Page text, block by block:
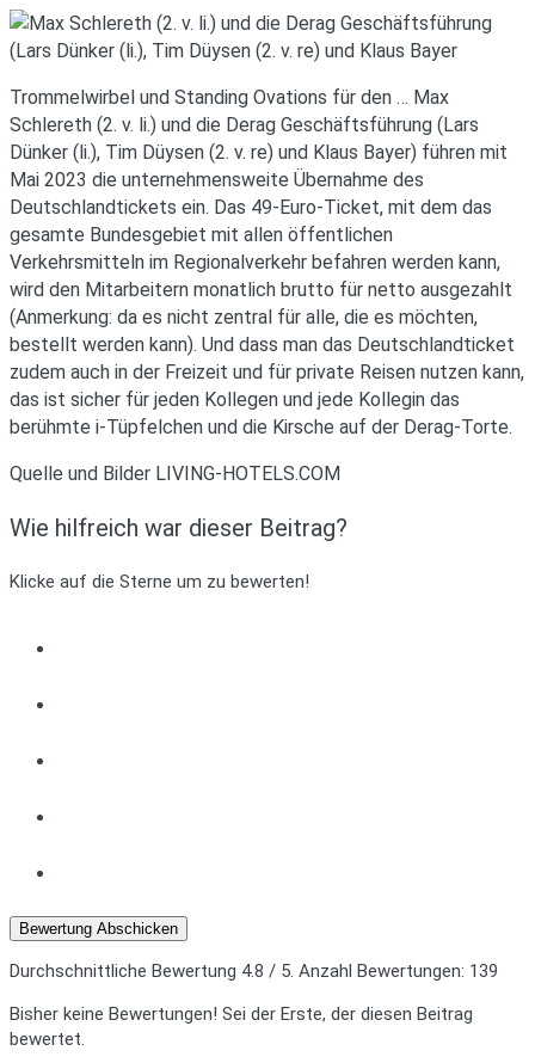
Trommelwirbel und Standing Ovations für den … Max
Schlereth (2. v. li.) und die Derag Geschäftsführung (Lars
Dünker (li.), Tim Düysen (2. v. re) und Klaus Bayer) führen mit
Mai 2023 die unternehmensweite Übernahme des
Deutschlandtickets ein. Das 49-Euro-Ticket, mit dem das
gesamte Bundesgebiet mit allen öffentlichen
Verkehrsmitteln im Regionalverkehr befahren werden kann,
wird den Mitarbeitern monatlich brutto für netto ausgezahlt
(Anmerkung: da es nicht zentral für alle, die es möchten,
bestellt werden kann). Und dass man das Deutschlandticket
zudem auch in der Freizeit und für private Reisen nutzen kann,
das ist sicher für jeden Kollegen und jede Kollegin das
berühmte i-Tüpfelchen und die Kirsche auf der Derag-Torte.
Quelle und Bilder LIVING-HOTELS.COM
Wie hilfreich war dieser Beitrag?
Klicke auf die Sterne um zu bewerten!
Bewertung Abschicken
Durchschnittliche Bewertung 4.8 / 5. Anzahl Bewertungen: 139
Bisher keine Bewertungen! Sei der Erste, der diesen Beitrag
bewertet.